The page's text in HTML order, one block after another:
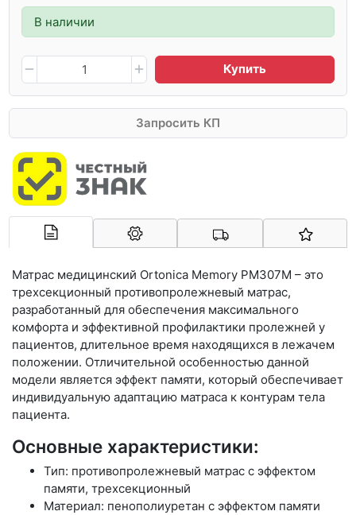
В наличии
Купить
Запросить КП
Арконт-Мед
Матрас медицинский Ortonica Memory PM307M – это
трехсекционный противопролежневый матрас,
разработанный для обеспечения максимального
комфорта и эффективной профилактики пролежней у
пациентов, длительное время находящихся в лежачем
положении. Отличительной особенностью данной
модели является эффект памяти, который обеспечивает
индивидуальную адаптацию матраса к контурам тела
пациента.
Основные характеристики:
Тип: противопролежневый матрас с эффектом
памяти, трехсекционный
Материал: пенополиуретан с эффектом памяти